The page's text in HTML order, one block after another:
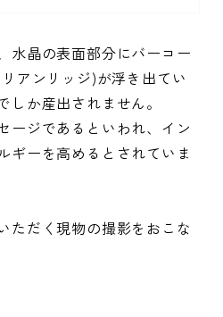
水晶の表面部分にバーコー
アンリッジ)が浮き出てい
しか産出されません。
ージであるといわれ、イン
ギーを高めるとされていま
ただく現物の撮影をおこな